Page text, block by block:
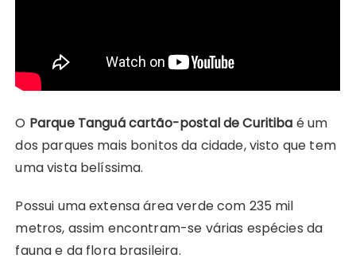
O Parque Tanguá cartão-postal de Curitiba é um
dos parques mais bonitos da cidade, visto que tem
uma vista belíssima.
Possui uma extensa área verde com 235 mil
metros, assim encontram-se várias espécies da
fauna e da flora brasileira.